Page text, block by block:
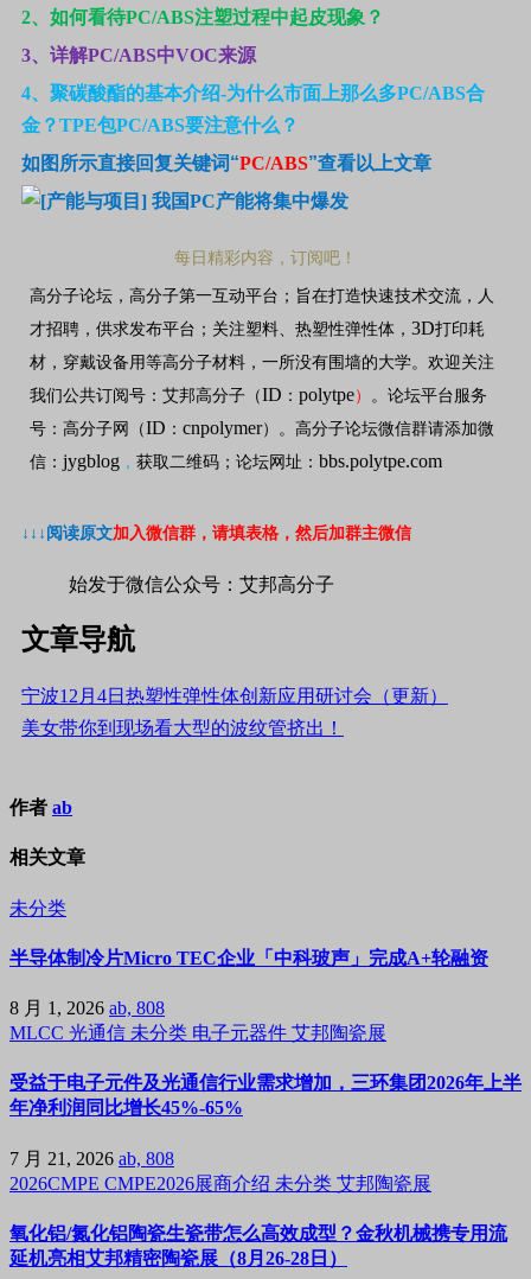
2、如何看待PC/ABS注塑过程中起皮现象？
3、详解PC/ABS中VOC来源
4、聚碳酸酯的基本介绍-为什么市面上那么多PC/ABS合
金？TPE包PC/ABS要注意什么？
如图所示直接回复关键词“PC/ABS”查看以上文章
每日精彩内容，订阅吧！
高分子论坛，高分子第一互动平台；旨在打造快速技术交流，人
才招聘，供求发布平台；关注塑料、热塑性弹性体， 3D打印耗
材，穿戴设备用等高分子材料，一所没有围墙的大学。欢迎关注
我们公共订阅号：艾邦高分子（ID ： polytpe） 。论坛平台服务
号：高分子网（ID ： cnpolymer）。高分子论坛微信群请添加微
信： jygblog ， 获取二维码；论坛网址： bbs.polytpe.com
↓↓↓阅读原文加入微信群，请填表格，然后加群主微信
始发于微信公众号：艾邦高分子
文章导航
宁波12月4日热塑性弹性体创新应用研讨会（更新）
美女带你到现场看大型的波纹管挤出！
作者 ab
相关文章
未分类
半导体制冷片Micro TEC企业「中科玻声」完成A+轮融资
8 月 1, 2026 ab, 808
MLCC 光通信 未分类 电子元器件 艾邦陶瓷展
受益于电子元件及光通信行业需求增加，三环集团2026年上半
年净利润同比增长45%-65%
7 月 21, 2026 ab, 808
2026CMPE CMPE2026展商介绍 未分类 艾邦陶瓷展
氧化铝/氮化铝陶瓷生瓷带怎么高效成型？金秋机械携专用流
延机亮相艾邦精密陶瓷展（8月26-28日）